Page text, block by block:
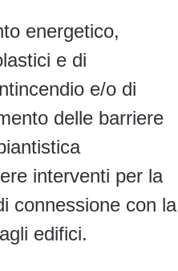
energetico,
e di
e/o di
delle barriere
interventi per la
connessione con la
edifici.